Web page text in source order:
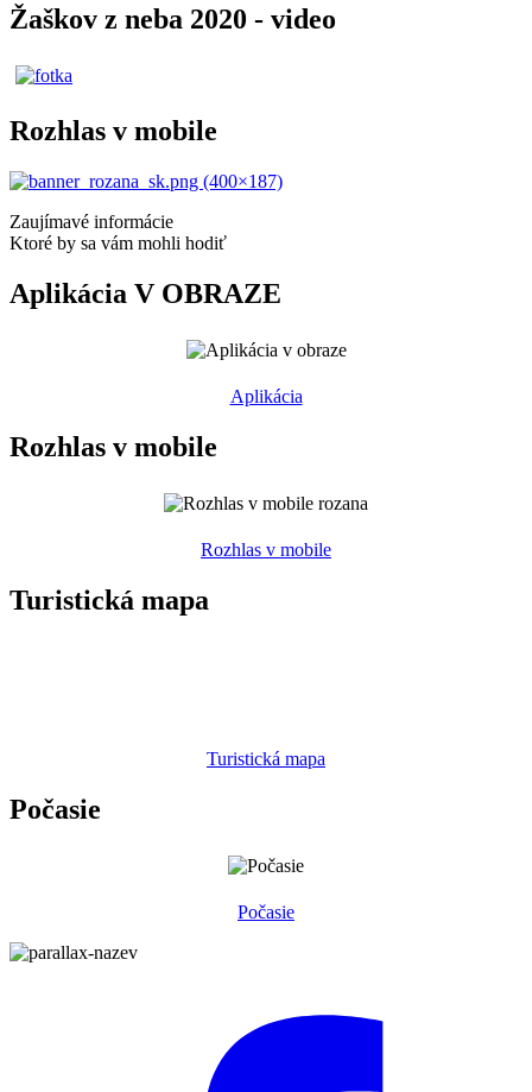
Žaškov z neba 2020 - video
Rozhlas v mobile
Zaujímavé informácie
Ktoré by sa vám mohli hodiť
Aplikácia V OBRAZE
Aplikácia
Rozhlas v mobile
Rozhlas v mobile
Turistická mapa
Turistická mapa
Počasie
Počasie